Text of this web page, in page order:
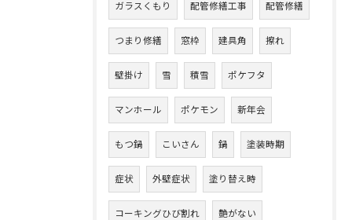
ガラスくもり 配管修繕工事 配管修繕
つまり修繕 窓枠 建具角 擦れ
壁掛け 雪 積雪 ポケフタ
マンホール ポケモン 新年会
もつ鍋 こいさん 鍋 塗装時期
症状 外壁症状 塗り替え時
コーキングひび割れ 艶がない